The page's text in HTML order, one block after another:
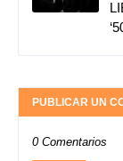
PUBLICAR UN
0 Comentarios